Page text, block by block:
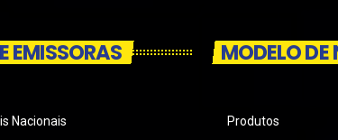
EMISSORAS
Nacionais
MODELO DE
Produtos